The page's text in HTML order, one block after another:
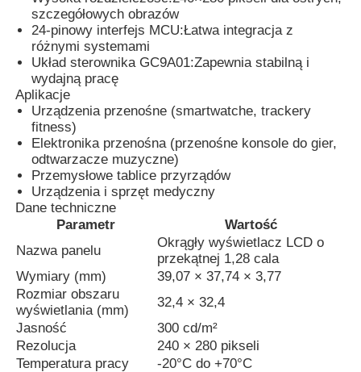
O nas
Wycieczka po fabryce
Kontrola jakości
Skontaktuj się z nami
Wiadomości
Przypadki
Wyświetlacz LCD TFT
szczegółowych obrazów
24-pinowy interfejs MCU:Łatwa integracja z
różnymi systemami
Układ sterownika GC9A01:Zapewnia stabilną i
wydajną pracę
Aplikacje
Urządzenia przenośne (smartwatche, trackery
fitness)
Elektronika przenośna (przenośne konsole do gier,
odtwarzacze muzyczne)
Przemysłowe tablice przyrządów
Urządzenia i sprzęt medyczny
Dane techniczne
Parametr
Wartość
Nazwa panelu
Okrągły wyświetlacz LCD o
przekątnej 1,28 cala
Wymiary (mm)
39,07 × 37,74 × 3,77
Rozmiar obszaru
wyświetlania (mm)
32,4 × 32,4
Jasność
300 cd/m²
Rezolucja
240 × 280 pikseli
Temperatura pracy
-20°C do +70°C